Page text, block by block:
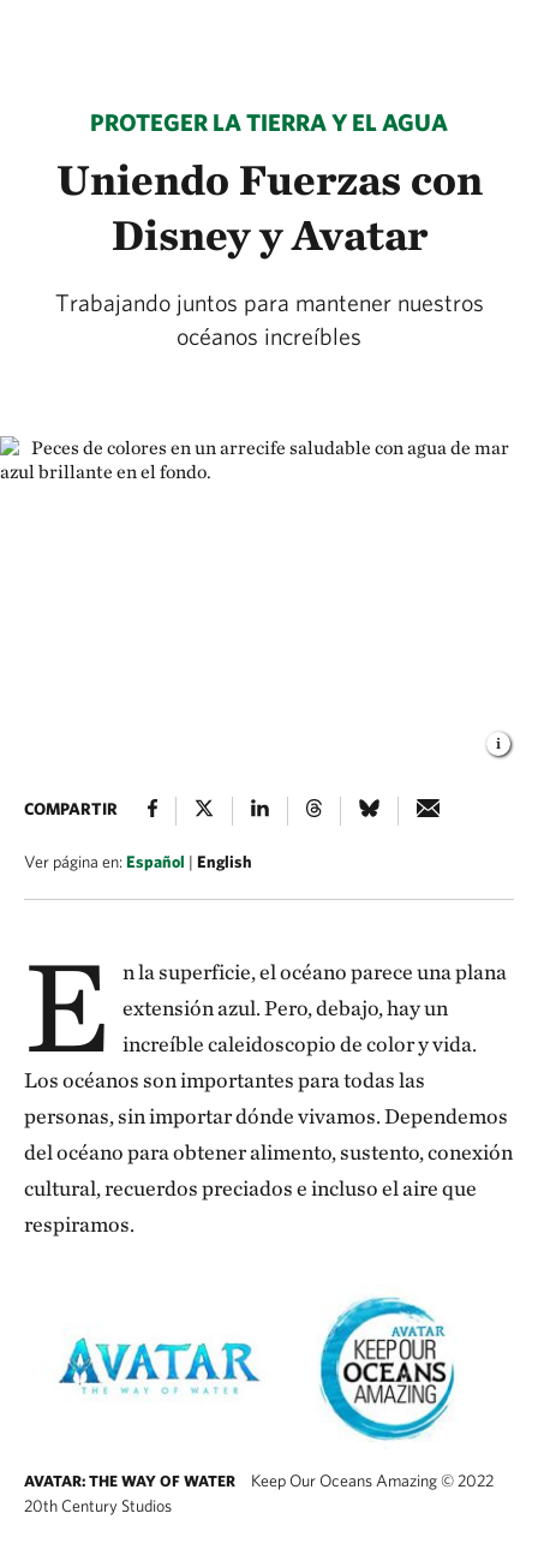
PROTEGER LA TIERRA Y EL AGUA
Uniendo Fuerzas con
Disney y Avatar
Trabajando juntos para mantener nuestros
océanos increíbles
COMPARTIR
Ver página en:Español | English
E
n la superficie, el océano parece una plana
extensión azul. Pero, debajo, hay un
increíble caleidoscopio de color y vida.
Los océanos son importantes para todas las
personas, sin importar dónde vivamos. Dependemos
del océano para obtener alimento, sustento, conexión
cultural, recuerdos preciados e incluso el aire que
respiramos.
AVATAR: THE WAY OF WATER Keep Our Oceans Amazing© 2022
20th Century Studios